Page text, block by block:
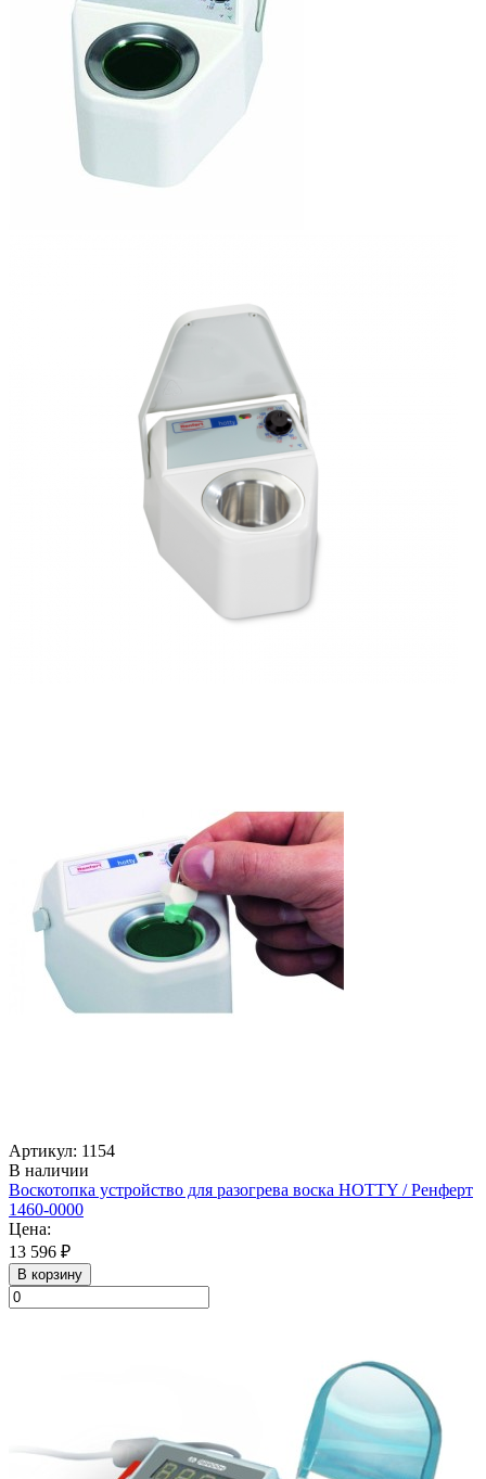
Артикул: 1154
В наличии
Воскотопка устройство для разогрева воска HOTTY / Ренферт
1460-0000
Цена:
13 596 ₽
В корзину